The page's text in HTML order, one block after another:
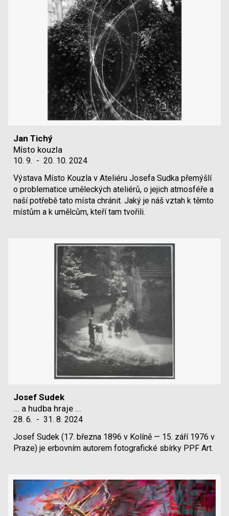
Jan Tichý
Místo kouzla
10. 9. - 20. 10. 2024
Výstava Místo Kouzla v Ateliéru Josefa Sudka přemýšlí
o problematice uměleckých ateliérů, o jejich atmosféře a
naší potřebě tato místa chránit. Jaký je náš vztah k těmto
místům a k umělcům, kteří tam tvořili.
Josef Sudek
... a hudba hraje ...
28. 6. - 31. 8. 2024
Josef Sudek (17. března 1896 v Kolíně — 15. září 1976 v
Praze) je erbovním autorem fotografické sbírky PPF Art.